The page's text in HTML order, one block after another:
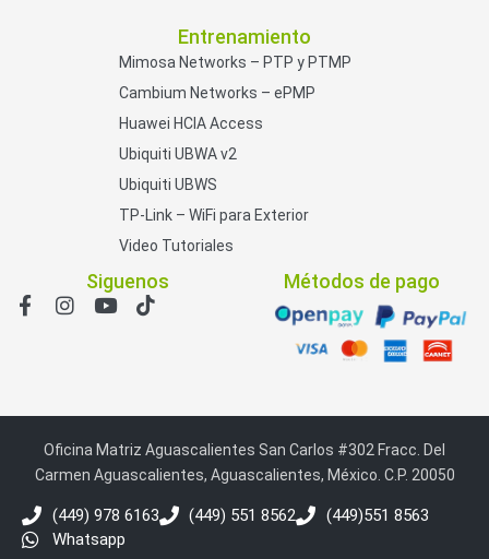
Entrenamiento
Mimosa Networks – PTP y PTMP
Cambium Networks – ePMP
Huawei HCIA Access
Ubiquiti UBWA v2
Ubiquiti UBWS
TP-Link – WiFi para Exterior
Video Tutoriales
Siguenos Métodos de pago
Oficina Matriz Aguascalientes San Carlos #302 Fracc. Del
Carmen Aguascalientes, Aguascalientes, México. C.P. 20050
(449) 978 6163 (449) 551 8562
(449)551 8563
Whatsapp